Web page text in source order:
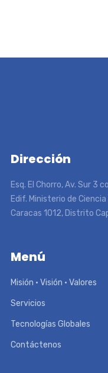
Dirección
Esq. El Chorro, Av. Sur 3
Edif. Ministerio de
Caracas 1012, Distrito
Menú
Misión • Visión • Valores
Servicios
Tecnologías Globales
Contáctenos